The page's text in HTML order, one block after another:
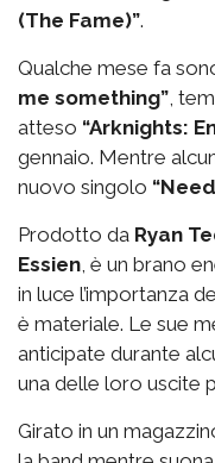
(The Fame)”.
Qualche mese fa
me something” ,
atteso “Arknights:
gennaio. Mentre
nuovo singolo
Prodotto da Ryan
Essien , è un brano
in luce l’importanza
è materiale. Le sue
anticipate durante
una delle loro uscite
Girato in un